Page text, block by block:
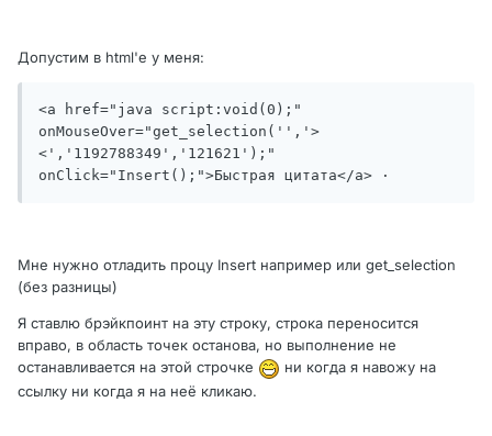
Допустим в html'е у меня:
<a href="java script:void(0);"
onMouseOver="get_selection('','>
<','1192788349','121621');"
onClick="Insert();">Быстрая цитата</a> ·
Мне нужно отладить процу Insert например или get_selection
(без разницы)
Я ставлю брэйкпоинт на эту строку, строка переносится
вправо, в область точек останова, но выполнение не
останавливается на этой строчке
ни когда я навожу на
ссылку ни когда я на неё кликаю.